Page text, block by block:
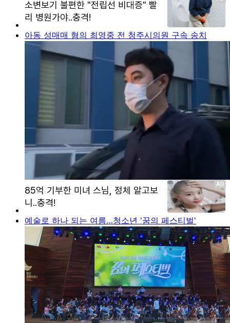
아동 성매매 혐의 최영중 전 청주시의원 구속 송치
예술로 하나 되는 여름…청소년 '꿈의 페스티벌'